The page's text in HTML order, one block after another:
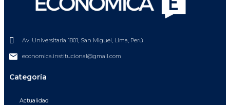
Av. Universitaria 1801, San Miguel, Lima, Perú
economica.institucional@gmail.com
Categoría
Actualidad